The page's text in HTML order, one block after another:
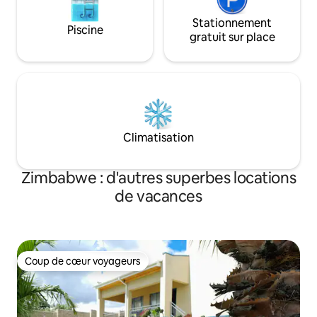
Piscine
Stationnement
gratuit sur place
Climatisation
Zimbabwe : d'autres superbes locations
de vacances
Coup de cœur voyageurs
Coup de cœur voyageurs